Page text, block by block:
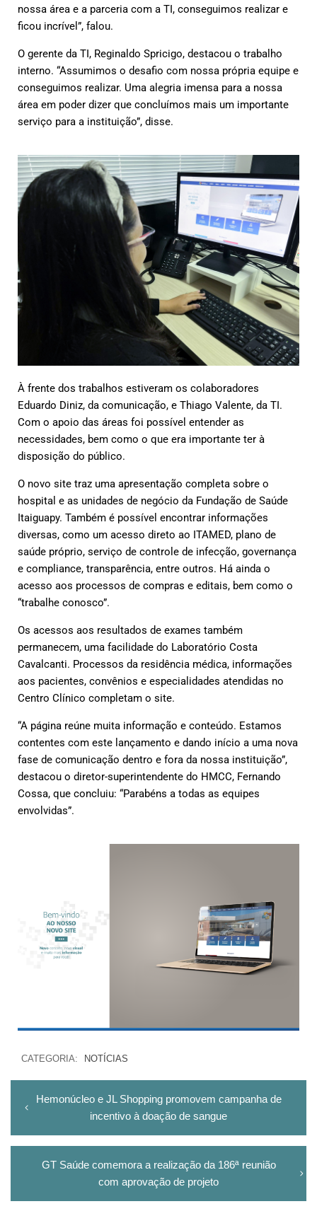
nossa área e a parceria com a TI, conseguimos realizar e
ficou incrível”, falou.
O gerente da TI, Reginaldo Spricigo, destacou o trabalho
interno. “Assumimos o desafio com nossa própria equipe e
conseguimos realizar. Uma alegria imensa para a nossa
área em poder dizer que concluímos mais um importante
serviço para a instituição”, disse.
À frente dos trabalhos estiveram os colaboradores
Eduardo Diniz, da comunicação, e Thiago Valente, da TI.
Com o apoio das áreas foi possível entender as
necessidades, bem como o que era importante ter à
disposição do público.
O novo site traz uma apresentação completa sobre o
hospital e as unidades de negócio da Fundação de Saúde
Itaiguapy. Também é possível encontrar informações
diversas, como um acesso direto ao ITAMED, plano de
saúde próprio, serviço de controle de infecção, governança
e compliance, transparência, entre outros. Há ainda o
acesso aos processos de compras e editais, bem como o
“trabalhe conosco”.
Os acessos aos resultados de exames também
permanecem, uma facilidade do Laboratório Costa
Cavalcanti. Processos da residência médica, informações
aos pacientes, convênios e especialidades atendidas no
Centro Clínico completam o site.
“A página reúne muita informação e conteúdo. Estamos
contentes com este lançamento e dando início a uma nova
fase de comunicação dentro e fora da nossa instituição”,
destacou o diretor-superintendente do HMCC, Fernando
Cossa, que concluiu: “Parabéns a todas as equipes
envolvidas”.
CATEGORIA: NOTÍCIAS
Hemonúcleo e JL Shopping promovem campanha de
incentivo à doação de sangue
GT Saúde comemora a realização da 186ª reunião
com aprovação de projeto